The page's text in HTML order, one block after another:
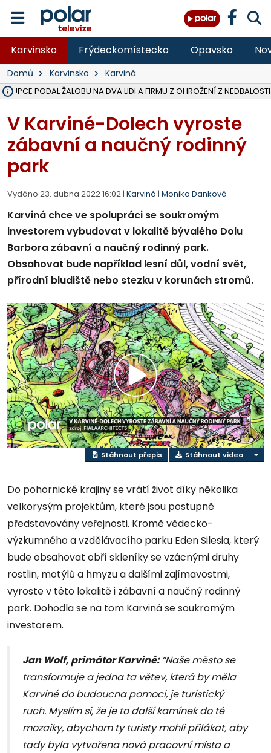
Karvinsko Frýdeckomístecko Opavsko
Domů Karvinsko Karviná
PODAL ŽALOBU NA DVA LIDI A FIRMU Z OHROŽENÍ Z NEDBALOSTI
V Karviné-Dolech vyroste
zábavní a naučný rodinný
park
Vydáno 23. dubna 2022 16:02 | Karviná | Monika Danková
Karviná chce ve spolupráci se soukromým
investorem vybudovat v lokalitě bývalého Dolu
Barbora zábavní a naučný rodinný park.
Obsahovat bude například lesní důl, vodní svět,
přírodní bludiště nebo stezku v korunách stromů.
Přehrát
video
Stáhnout přepis Stáhnout video
Do pohornické krajiny se vrátí život díky několika
velkorysým projektům, které jsou postupně
představovány veřejnosti. Kromě vědecko-
výzkumného a vzdělávacího parku Eden Silesia, který
bude obsahovat obří skleníky se vzácnými druhy
rostlin, motýlů a hmyzu a dalšími zajímavostmi,
vyroste v této lokalitě i zábavní a naučný rodinný
park. Dohodla se na tom Karviná se soukromým
investorem.
Jan Wolf, primátor Karviné:“Naše město se
transformuje a jedna ta větev, která by měla
Karviné do budoucna pomoci, je turistický
ruch. Myslím si, že je to další kamínek do té
mozaiky, abychom ty turisty mohli přilákat, aby
tady byla vytvořena nová pracovní místa a